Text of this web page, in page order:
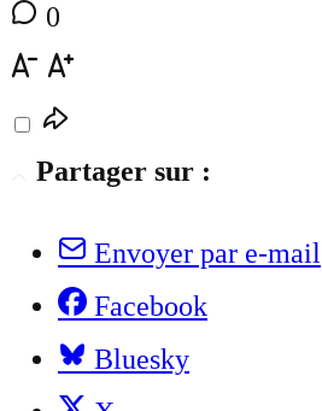
0
Partager sur :
Envoyer par e-mail
Facebook
Bluesky